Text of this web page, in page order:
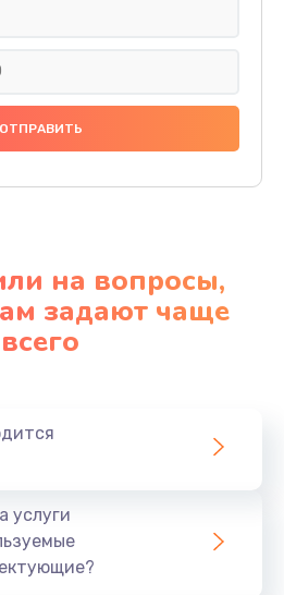
праймера
1000 руб.
чистка
на вопросы,
задают чаще
всего
услуги